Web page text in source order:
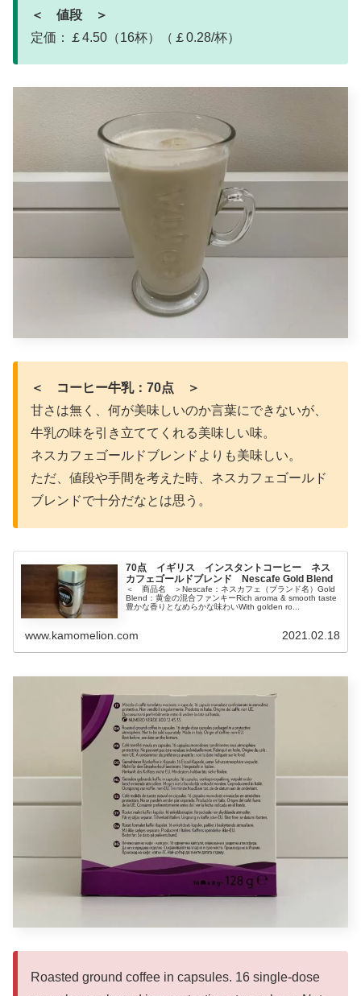
＜ 値段 ＞
定価：￡4.50（16杯）（￡0.28/杯）
＜ コーヒー牛乳：70点 ＞
甘さは無く、何が美味しいのか言葉にできないが、
牛乳の味を引き立ててくれる美味しい味。
ネスカフェゴールドブレンドよりも美味しい。
ただ、値段や手間を考えた時、ネスカフェゴールド
ブレンドで十分だなとは思う。
70点 イギリス インスタントコーヒー ネス
カフェゴールドブレンド Nescafe Gold Blend
＜ 商品名 ＞Nescafe：ネスカフェ（ブランド名）Gold
Blend：黄金の混合ファンキーRich aroma & smooth taste
豊かな香りとなめらかな味わいWith golden ro...
www.kamomelion.com 2021.02.18
Roasted ground coffee in capsules. 16 single-dose